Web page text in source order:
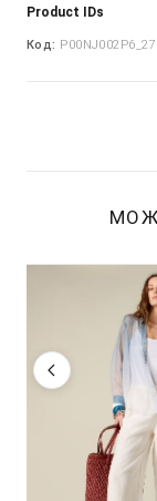
Product IDs
Код: P00NJ002P6_27